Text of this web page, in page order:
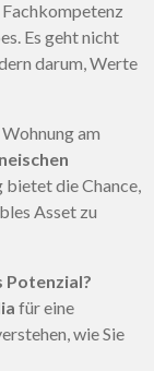
Es geht nicht
darum, Werte
am
die Chance,
Asset zu
Potenzial?
für eine
wie Sie